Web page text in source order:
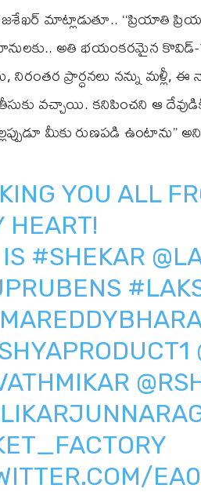
మాట్లాడుతూ.. ‘‘ప్రియాతి
అతి భయంకరమైన కొవిడ్-19
ప్రార్ధనలు నన్ను మళ్లీ,
వచ్చాయి. కనిపించని ఆ
మీకు రుణపడి ఉంటాను’’
YOU ALL
HEART!
#SHEKAR